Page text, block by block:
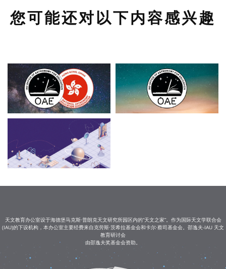
您可能还对以下内容感兴趣
天文教育办公室设于海德堡马克斯·普朗克天文研究所园区内的“天文之家”。作为国际天文学联合会
(IAU)的下设机构，本办公室主要经费来自克劳斯·茨希拉基金会和卡尔·蔡司基金会。邵逸夫-IAU 天文
教育研讨会
由邵逸夫奖基金会资助。